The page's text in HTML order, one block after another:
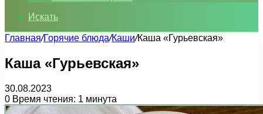
Искать
Главная/Горячие блюда/Каши/Каша «Гурьевская»
Каша «Гурьевская»
30.08.2023
0 Время чтения: 1 минута